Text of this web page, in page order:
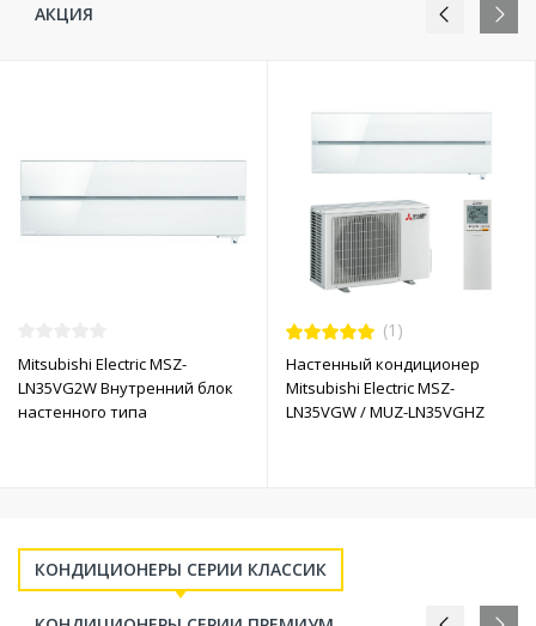
АКЦИЯ
Mitsubishi Electric MSZ-
LN35VG2W Внутренний блок
настенного типа
(1)
Настенный кондиционер
Mitsubishi Electric MSZ-
LN35VGW / MUZ-LN35VGHZ
КОНДИЦИОНЕРЫ СЕРИИ КЛАССИК